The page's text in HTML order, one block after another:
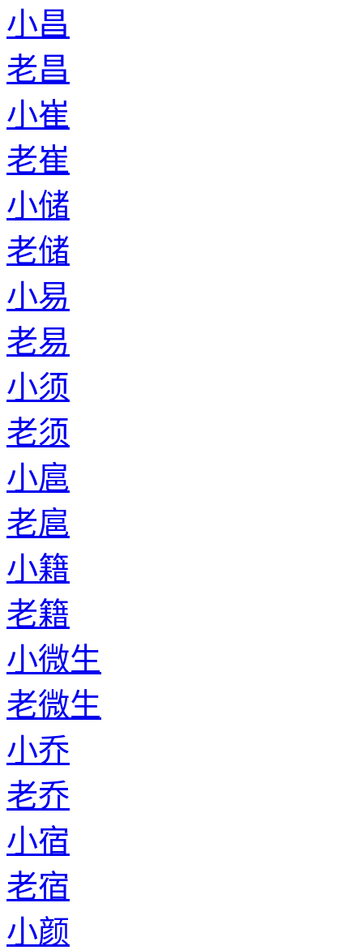
小昌
老昌
小崔
老崔
小储
老储
小易
老易
小须
老须
小扈
老扈
小籍
老籍
小微生
老微生
小乔
老乔
小宿
老宿
小颜